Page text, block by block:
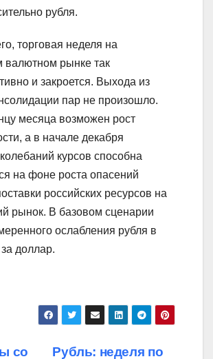
рубля.
торговая неделя на
валютном рынке так
и закроется. Выхода из
пар не произошло.
месяца возможен рост
а в начале декабря
курсов способна
на фоне роста опасений
российских ресурсов на
рынок. В базовом сценарии
ослабления рубля в
доллар.
Рубль: неделя по
со